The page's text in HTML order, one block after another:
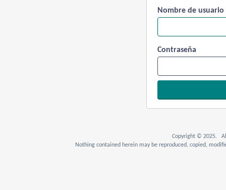
Nombre de usuario
Contraseña
Copyright © 2025. All
Nothing contained herein may be reproduced, copied,